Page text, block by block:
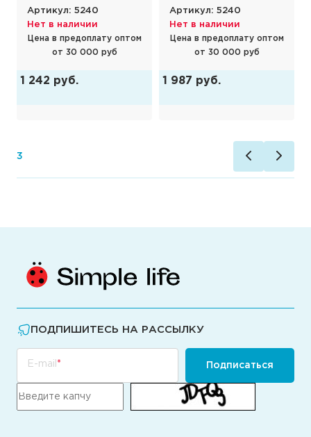
Артикул: 5240
Нет в наличии
Цена в предоплату оптом
от 30 000 руб
1 242 руб.
Артикул: 5240
Нет в наличии
Цена в предоплату оптом
от 30 000 руб
1 987 руб.
3
ПОДПИШИТЕСЬ НА РАССЫЛКУ
E-mail Подписаться